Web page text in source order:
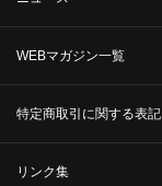
WEBマガジン一覧
特定商取引に関する表記
リンク集